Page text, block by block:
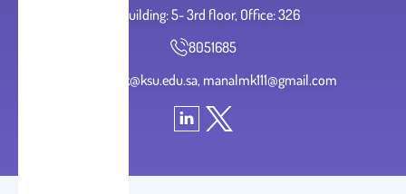
Building: 5- 3rd floor, Office: 326
8051685
manalk@ksu.edu.sa, manalmk111@gmail.com